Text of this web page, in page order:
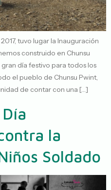
tuvo lugar la Inauguración
construido en Chunsu
gran día festivo para todos los
el pueblo de Chunsu Pwint,
de contar con una […]
la
Soldado